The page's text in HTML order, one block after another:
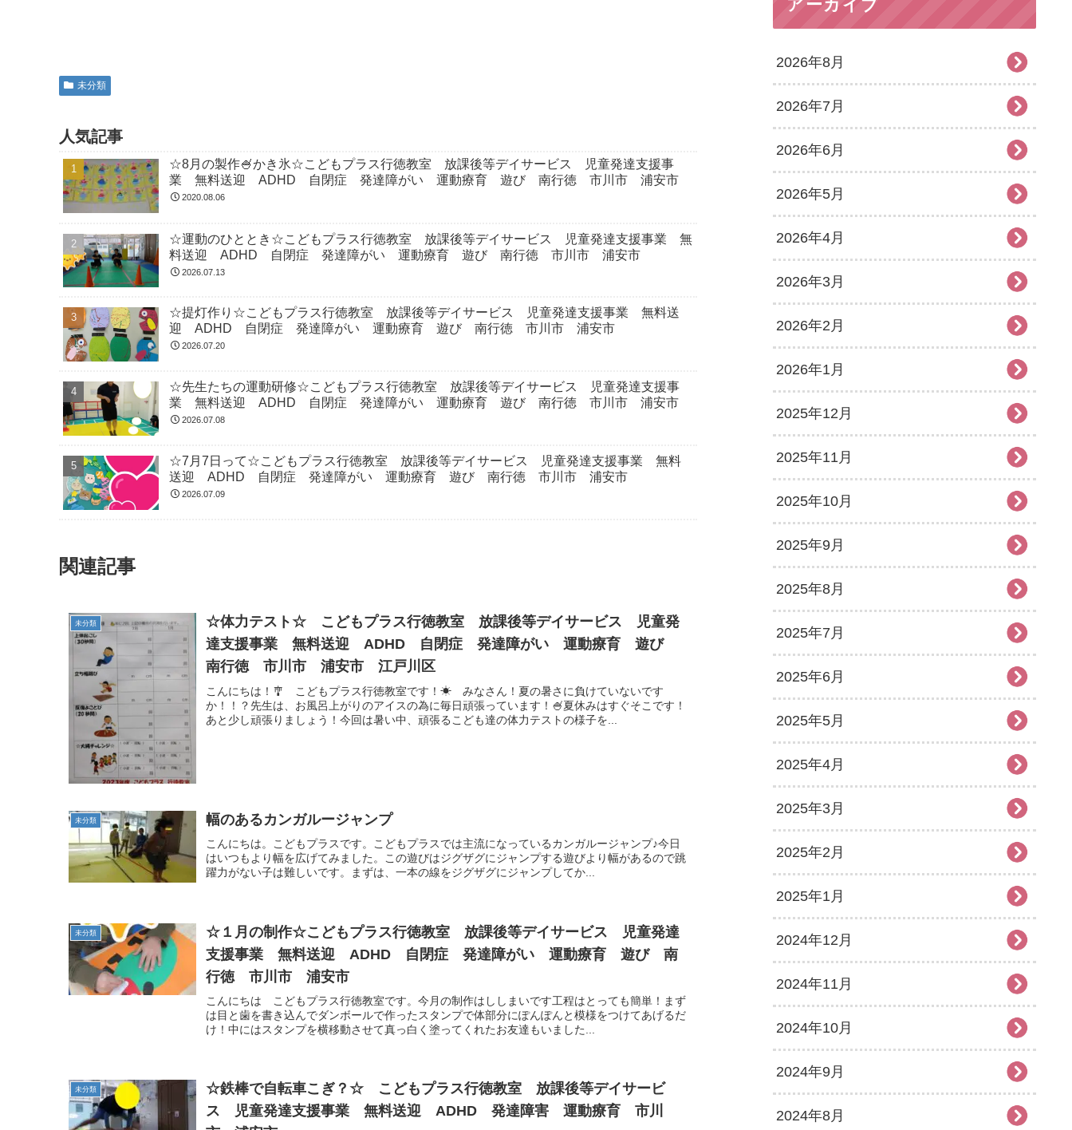
未分類
人気記事
☆8月の製作🍧かき氷☆こどもプラス行徳教室 放課後等デイサービス 児童発達支援事
業 無料送迎 ADHD 自閉症 発達障がい 運動療育 遊び 南行徳 市川市 浦安市
2020.08.06
☆運動のひととき☆こどもプラス行徳教室 放課後等デイサービス 児童発達支援事業 無
料送迎 ADHD 自閉症 発達障がい 運動療育 遊び 南行徳 市川市 浦安市
2026.07.13
☆提灯作り☆こどもプラス行徳教室 放課後等デイサービス 児童発達支援事業 無料送
迎 ADHD 自閉症 発達障がい 運動療育 遊び 南行徳 市川市 浦安市
2026.07.20
☆先生たちの運動研修☆こどもプラス行徳教室 放課後等デイサービス 児童発達支援事
業 無料送迎 ADHD 自閉症 発達障がい 運動療育 遊び 南行徳 市川市 浦安市
2026.07.08
☆7月7日って☆こどもプラス行徳教室 放課後等デイサービス 児童発達支援事業 無料
送迎 ADHD 自閉症 発達障がい 運動療育 遊び 南行徳 市川市 浦安市
2026.07.09
関連記事
未分類
☆体力テスト☆ こどもプラス行徳教室 放課後等デイサービス 児童発
達支援事業 無料送迎 ADHD 自閉症 発達障がい 運動療育 遊び
南行徳 市川市 浦安市 江戸川区
こんにちは！🎐 こどもプラス行徳教室です！☀ みなさん！夏の暑さに負けていないです
か！！？先生は、お風呂上がりのアイスの為に毎日頑張っています！🍧夏休みはすぐそこです！
あと少し頑張りましょう！今回は暑い中、頑張るこども達の体力テストの様子を...
未分類 幅のあるカンガルージャンプ
こんにちは。こどもプラスです。こどもプラスでは主流になっているカンガルージャンプ♪今日
はいつもより幅を広げてみました。この遊びはジグザグにジャンプする遊びより幅があるので跳
躍力がない子は難しいです。まずは、一本の線をジグザグにジャンプしてか...
未分類
☆１月の制作☆こどもプラス行徳教室 放課後等デイサービス 児童発達
支援事業 無料送迎 ADHD 自閉症 発達障がい 運動療育 遊び 南
行徳 市川市 浦安市
こんにちは こどもプラス行徳教室です。今月の制作はししまいです工程はとっても簡単！まず
は目と歯を書き込んでダンボールで作ったスタンプで体部分にぽんぽんと模様をつけてあげるだ
け！中にはスタンプを横移動させて真っ白く塗ってくれたお友達もいました...
未分類
☆鉄棒で自転車こぎ？☆ こどもプラス行徳教室 放課後等デイサービ
ス 児童発達支援事業 無料送迎 ADHD 発達障害 運動療育 市川
アーカイブ
2026年8月
2026年7月
2026年6月
2026年5月
2026年4月
2026年3月
2026年2月
2026年1月
2025年12月
2025年11月
2025年10月
2025年9月
2025年8月
2025年7月
2025年6月
2025年5月
2025年4月
2025年3月
2025年2月
2025年1月
2024年12月
2024年11月
2024年10月
2024年9月
2024年8月